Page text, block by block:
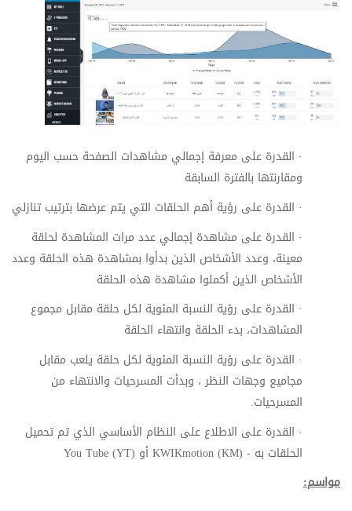
· القدرة على معرفة إجمالي مشاهدات الصفحة حسب اليوم
ومقارنتها بالفترة السابقة
· القدرة على رؤية أهم الحلقات التي يتم عرضها بترتيب تنازلي
· القدرة على مشاهدة إجمالي عدد مرات المشاهدة لحلقة
معينة، وعدد الأشخاص الذين بدأوا بمشاهدة هذه الحلقة وعدد
الأشخاص الذين أكملوا مشاهدة هذه الحلقة
· القدرة على رؤية النسبة المئوية لكل حلقة مقابل مجموع
المشاهدات، بدء الحلقة وانتهاء الحلقة
· القدرة على رؤية النسبة المئوية لكل حلقة يلعب مقابل
مجاميع وجهات النظر ، وبدأت المسرحيات والانتهاء من
المسرحيات.
· القدرة على الاطلاع على النظام الأساسي الذي تم تحميل
الحلقات به - KWIKmotion (KM)أو You Tube (YT)
مواسم: